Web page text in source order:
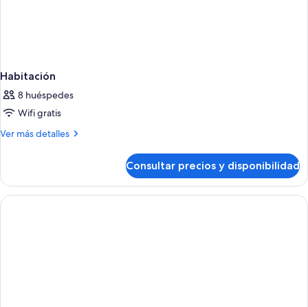
Habitación
8 huéspedes
Wifi gratis
Ver más detalles
Más
Consultar precios y disponibilidad